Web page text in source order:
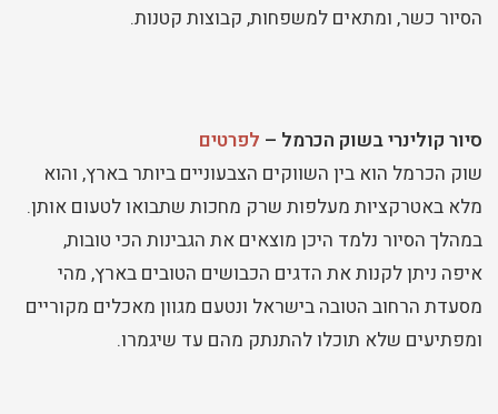
הסיור כשר, ומתאים למשפחות, קבוצות קטנות.
סיור קולינרי בשוק הכרמל – לפרטים
שוק הכרמל הוא בין השווקים הצבעוניים ביותר בארץ, והוא
מלא באטרקציות מעלפות שרק מחכות שתבואו לטעום אותן.
במהלך הסיור נלמד היכן מוצאים את הגבינות הכי טובות,
איפה ניתן לקנות את הדגים הכבושים הטובים בארץ, מהי
מסעדת הרחוב הטובה בישראל ונטעם מגוון מאכלים מקוריים
ומפתיעים שלא תוכלו להתנתק מהם עד שיגמרו.